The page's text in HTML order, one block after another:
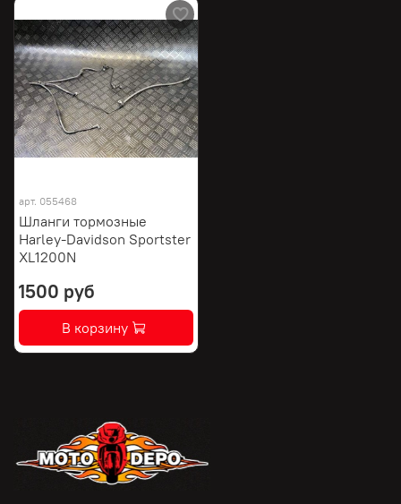
арт. 055468
Шланги тормозные
Harley-Davidson Sportster
XL1200N
1500 руб
В корзину